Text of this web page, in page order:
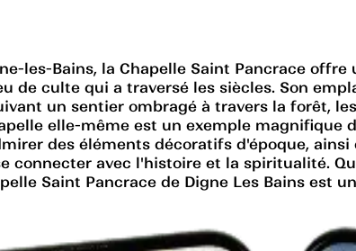
les-Bains, la Chapelle Saint Pancrace
de culte qui a traversé les siècles. Son
un sentier ombragé à travers la forêt,
elle-même est un exemple
des éléments décoratifs d'époque,
connecter avec l'histoire et la spiritualité.
Saint Pancrace de Digne Les Bains est